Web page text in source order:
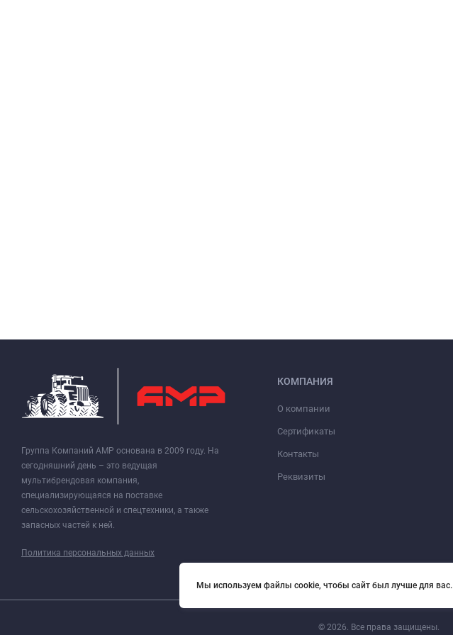
Группа Компаний АМР основана в 2009 году. На
сегодняшний день – это ведущая
мультибрендовая компания,
специализирующаяся на поставке
сельскохозяйственной и спецтехники, а также
запасных частей к ней.
Политика персональных данных
КОМПАНИЯ
О компании
Сертификаты
Контакты
Реквизиты
© 2026. Все права защищены.
Мы используем файлы cookie, чтобы сайт был лучше для вас.